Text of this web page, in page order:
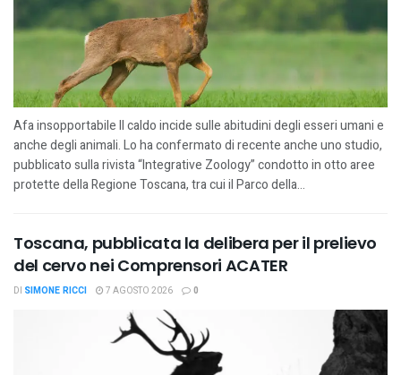
Afa insopportabile Il caldo incide sulle abitudini degli esseri umani e
anche degli animali. Lo ha confermato di recente anche uno studio,
pubblicato sulla rivista “Integrative Zoology” condotto in otto aree
protette della Regione Toscana, tra cui il Parco della...
Toscana, pubblicata la delibera per il prelievo
del cervo nei Comprensori ACATER
DI SIMONE RICCI 7 AGOSTO 2026 0